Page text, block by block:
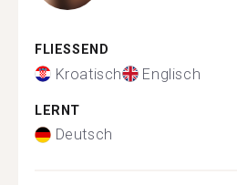
FLIESSEND
Kroatisch Englisch
LERNT
Deutsch